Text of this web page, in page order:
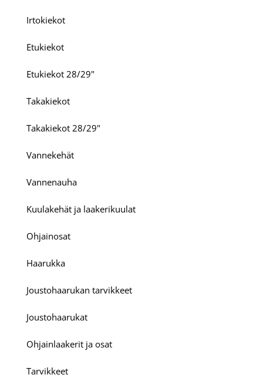
Irtokiekot
Etukiekot
Etukiekot 28/29"
Takakiekot
Takakiekot 28/29"
Vannekehät
Vannenauha
Kuulakehät ja laakerikuulat
Ohjainosat
Haarukka
Joustohaarukan tarvikkeet
Joustohaarukat
Ohjainlaakerit ja osat
Tarvikkeet